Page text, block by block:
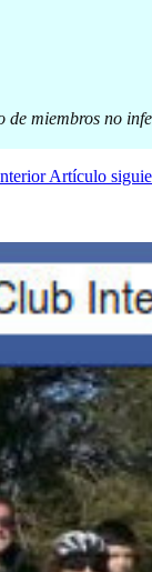
miembros no
Artículo